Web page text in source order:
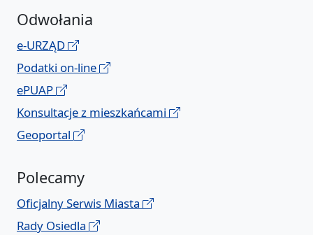
Odwołania
e-URZĄD
Podatki on-line
ePUAP
Konsultacje z mieszkańcami
Geoportal
Polecamy
Oficjalny Serwis Miasta
Rady Osiedla